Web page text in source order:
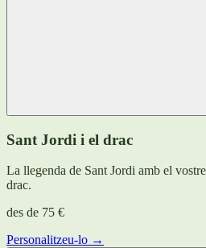
Sant Jordi i el drac
La llegenda de Sant Jordi amb el
drac.
des de 75 €
Personalitzeu-lo →